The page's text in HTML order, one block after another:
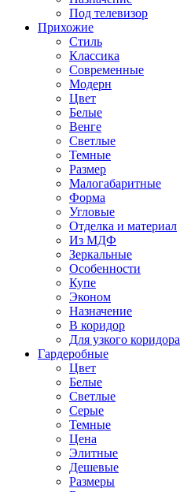
Под телевизор
Прихожие
Стиль
Классика
Современные
Модерн
Цвет
Белые
Венге
Светлые
Темные
Размер
Малогабаритные
Форма
Угловые
Отделка и материал
Из МДФ
Зеркальные
Особенности
Купе
Эконом
Назначение
В коридор
Для узкого коридора
Гардеробные
Цвет
Белые
Светлые
Серые
Темные
Цена
Элитные
Дешевые
Размеры